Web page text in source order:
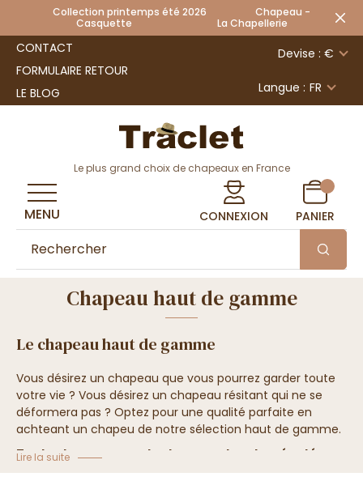
Collection printemps été 2026 Chapeau -
Casquette La Chapellerie
CONTACT
FORMULAIRE RETOUR
LE BLOG
Devise : €
Langue : FR
Le plus grand choix de chapeaux en France
CONNEXION PANIER
MENU
Chapeau haut de gamme
Le chapeau haut de gamme
Vous désirez un chapeau que vous pourrez garder toute
votre vie ? Vous désirez un chapeau résitant qui ne se
déformera pas ? Optez pour une qualité parfaite en
achteant un chapeu de notre sélection haut de gamme.
Toutes les marques de chapeaux les plus réputées
sont sur notre site. Faites votre choix parmi plus
Lire la suite